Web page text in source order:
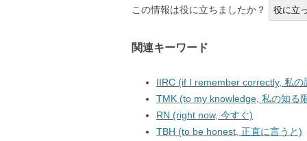
この情報は役に立ちましたか？ 役に立
関連キーワード
IIRC (if I remember correctly, 私の
TMK (to my knowledge, 私の知る
RN (right now, 今すぐ)
TBH (to be honest, 正直に言うと)